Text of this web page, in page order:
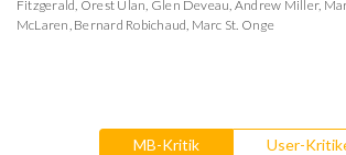
Fitzgerald, Orest Ulan, Glen Deveau, Andrew Miller,
McLaren, Bernard Robichaud, Marc St. Onge
MB-Kritik User-